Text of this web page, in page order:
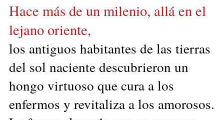
Hace más de un milenio, allá en el
lejano oriente,
los antiguos habitantes de las tierras
del sol naciente descubrieron un
hongo virtuoso que cura a los
enfermos y revitaliza a los amorosos.